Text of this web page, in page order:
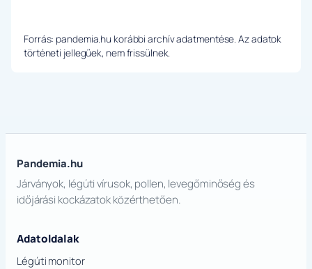
Forrás: pandemia.hu korábbi archív adatmentése. Az adatok
történeti jellegűek, nem frissülnek.
Pandemia.hu
Járványok, légúti vírusok, pollen, levegőminőség és
időjárási kockázatok közérthetően.
Adatoldalak
Légúti monitor